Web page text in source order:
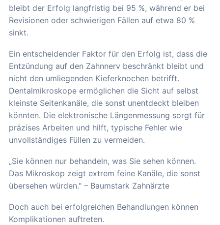
bleibt der Erfolg langfristig bei 95 %, während er bei
Revisionen oder schwierigen Fällen auf etwa 80 %
sinkt.
Ein entscheidender Faktor für den Erfolg ist, dass die
Entzündung auf den Zahnnerv beschränkt bleibt und
nicht den umliegenden Kieferknochen betrifft.
Dentalmikroskope ermöglichen die Sicht auf selbst
kleinste Seitenkanäle, die sonst unentdeckt bleiben
könnten. Die elektronische Längenmessung sorgt für
präzises Arbeiten und hilft, typische Fehler wie
unvollständiges Füllen zu vermeiden.
„Sie können nur behandeln, was Sie sehen können.
Das Mikroskop zeigt extrem feine Kanäle, die sonst
übersehen würden." – Baumstark Zahnärzte
Doch auch bei erfolgreichen Behandlungen können
Komplikationen auftreten.